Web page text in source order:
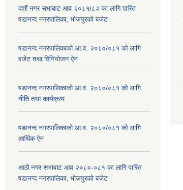
दशौं नगर सभाबाट आव २०८१/८२ का लागि पारित
षडानन्द नगरपालिका, भोजपुरको बजेट
षडानन्द नगरपालिकाको आ.व. २०८०/०८१ को लागि
बजेट तथा विनियोजन ऐन
षडानन्द नगरपालिकाको आ.व. २०८०/०८१ को लागि
नीति तथा कार्यक्रम
षडानन्द नगरपालिकाको आ.व. २०८०/०८१ को लागि
आर्थिक ऐन
आठौ नगर सभाबाट आव २०८०-०८१ का लागि पारित
षडानन्द नगरपालिका, भोजपुरको बजेट